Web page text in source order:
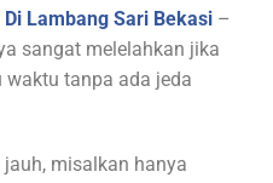
Lambang Sari Bekasi –
sangat melelahkan jika
tanpa ada jeda
misalkan hanya